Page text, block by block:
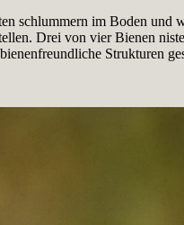
schlummern im Boden
Drei von vier Bienen
Strukturen